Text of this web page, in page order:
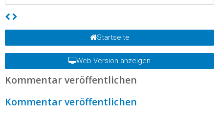
Startseite
Web-Version anzeigen
Kommentar veröffentlichen
Kommentar veröffentlichen